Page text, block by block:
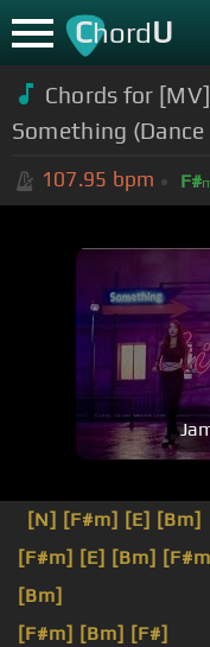
ChordU
Chords for [MV]
Something (Dance
107.95 bpm F#
[N] [F#m] [E] [Bm]
[F#m] [E] [Bm]
[Bm]
[F#m] [Bm] [F#]